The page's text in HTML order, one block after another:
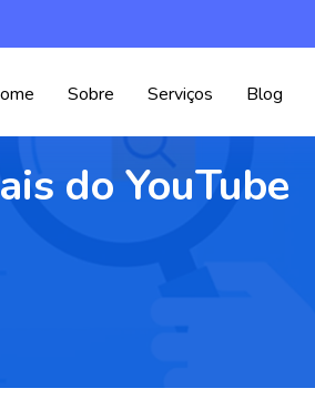
Sobre Serviços Blog
do YouTube